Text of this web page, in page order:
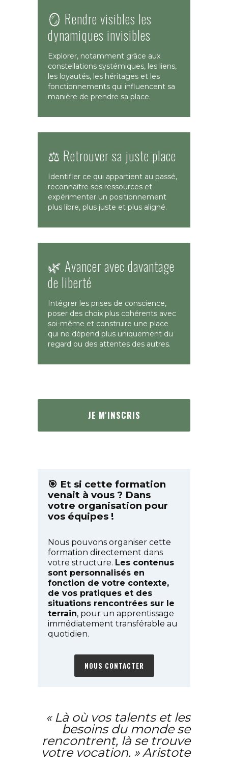
🪞 Rendre visibles les
dynamiques invisibles
Explorer, notamment grâce aux
constellations systémiques, les liens,
les loyautés, les héritages et les
fonctionnements qui influencent sa
manière de prendre sa place.
⚖️ Retrouver sa juste place
Identifier ce qui appartient au passé,
reconnaître ses ressources et
expérimenter un positionnement
plus libre, plus juste et plus aligné.
🌿 Avancer avec davantage
de liberté
Intégrer les prises de conscience,
poser des choix plus cohérents avec
soi-même et construire une place
qui ne dépend plus uniquement du
regard ou des attentes des autres.
JE M'INSCRIS
🎯 Et si cette formation
venait à vous ? Dans
votre organisation pour
vos équipes !
Nous pouvons organiser cette
formation directement dans
votre structure. Les contenus
sont personnalisés en
fonction de votre contexte,
de vos pratiques et des
situations rencontrées sur le
terrain, pour un apprentissage
immédiatement transférable au
quotidien.
NOUS CONTACTER
« Là où vos talents et les
besoins du monde se
rencontrent, là se trouve
votre vocation. » Aristote